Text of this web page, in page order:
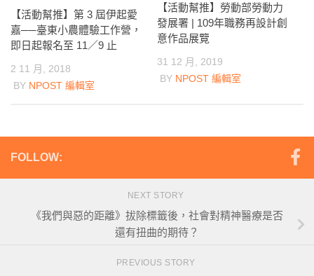
【活動幫推】第 3 屆伊起愛
嘉──臺東小農體驗工作營，
即日起報名至 11／9 止
2 11 月, 2018
BY NPOST 編輯室
【活動幫推】勞動部勞動力
發展署 | 109年職務再設計創
意作品展覽
31 12 月, 2019
BY NPOST 編輯室
FOLLOW:
NEXT STORY
《我們與惡的距離》拔除標籤後，社會對精神醫療是否
還有扭曲的期待？
PREVIOUS STORY